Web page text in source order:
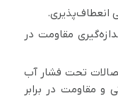
انعطاف‌پذیری.
مقاومت در
تحت فشار آب
و مقاومت در برابر